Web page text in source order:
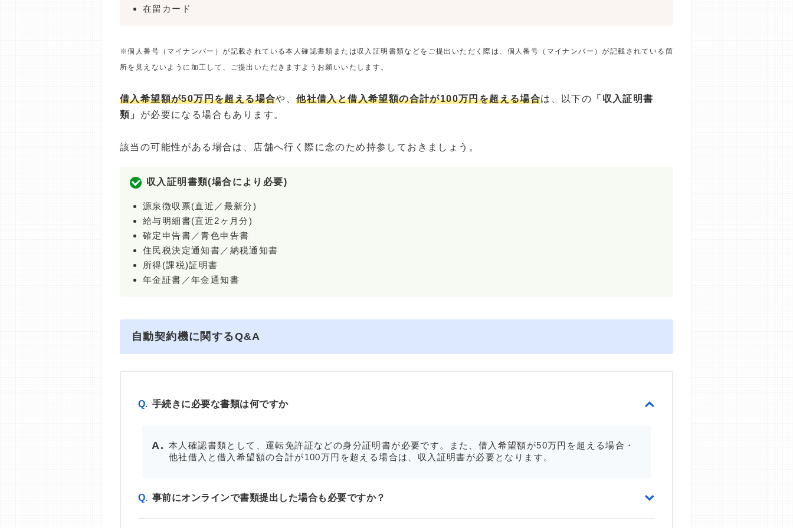
在留カード
※個人番号（マイナンバー）が記載されている本人確認書類または収入証明書類などをご提出いただく際は、個人番号（マイナンバー）が記載されている箇
所を見えないように加工して、ご提出いただきますようお願いいたします。
借入希望額が50万円を超える場合や、他社借入と借入希望額の合計が100万円を超える場合は、以下の 「収入証明書
類」 が必要になる場合もあります。
該当の可能性がある場合は、店舗へ行く際に念のため持参しておきましょう。
収入証明書類(場合により必要)
源泉徴収票(直近／最新分)
給与明細書(直近2ヶ月分)
確定申告書／青色申告書
住民税決定通知書／納税通知書
所得(課税)証明書
年金証書／年金通知書
自動契約機に関するQ&A
Q. 手続きに必要な書類は何ですか
本人確認書類として、運転免許証などの身分証明書が必要です。また、借入希望額が50万円を超える場合・
他社借入と借入希望額の合計が100万円を超える場合は、収入証明書が必要となります。
Q. 事前にオンラインで書類提出した場合も必要ですか？